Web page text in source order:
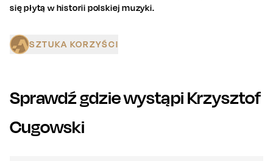
się płytą w historii polskiej muzyki.
SZTUKA KORZYŚCI
Sprawdź gdzie wystąpi Krzysztof
Cugowski